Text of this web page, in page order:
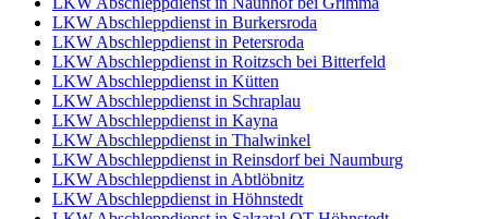
LKW Abschleppdienst in Burkersroda
LKW Abschleppdienst in Petersroda
LKW Abschleppdienst in Roitzsch bei Bitterfeld
LKW Abschleppdienst in Kütten
LKW Abschleppdienst in Schraplau
LKW Abschleppdienst in Kayna
LKW Abschleppdienst in Thalwinkel
LKW Abschleppdienst in Reinsdorf bei Naumburg
LKW Abschleppdienst in Abtlöbnitz
LKW Abschleppdienst in Höhnstedt